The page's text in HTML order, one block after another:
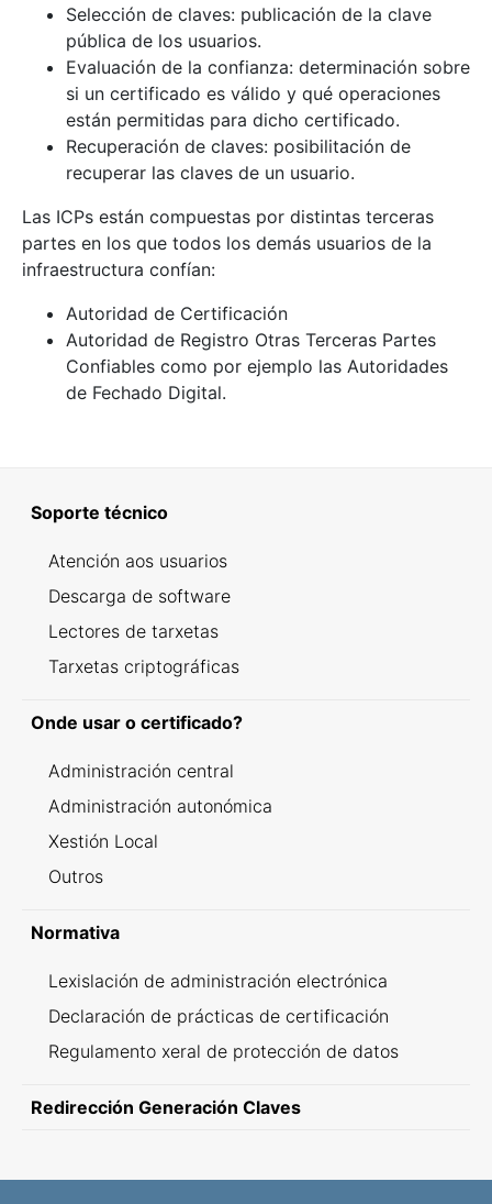
Selección de claves: publicación de la clave
pública de los usuarios.
Evaluación de la confianza: determinación sobre
si un certificado es válido y qué operaciones
están permitidas para dicho certificado.
Recuperación de claves: posibilitación de
recuperar las claves de un usuario.
Las ICPs están compuestas por distintas terceras
partes en los que todos los demás usuarios de la
infraestructura confían:
Autoridad de Certificación
Autoridad de Registro Otras Terceras Partes
Confiables como por ejemplo las Autoridades
de Fechado Digital.
Soporte técnico
Atención aos usuarios
Descarga de software
Lectores de tarxetas
Tarxetas criptográficas
Onde usar o certificado?
Administración central
Administración autonómica
Xestión Local
Outros
Normativa
Lexislación de administración electrónica
Declaración de prácticas de certificación
Regulamento xeral de protección de datos
Redirección Generación Claves